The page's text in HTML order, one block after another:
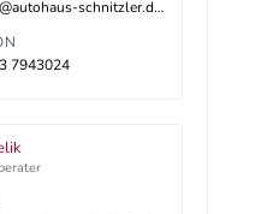
audi-gw@autohaus-schnitzler.dealerdesk.de
7943024